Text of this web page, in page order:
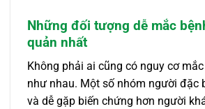
Những đối tượng dễ mắc
quản nhất
Không phải ai cũng có nguy cơ
như nhau. Một số nhóm người đặc
và dễ gặp biến chứng hơn người